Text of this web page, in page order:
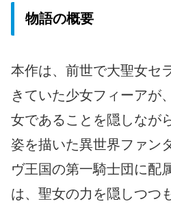
物語の概要
本作は、前世で大聖女セ
きていた少女フィーアが
女であることを隠しなが
姿を描いた異世界ファン
ヴ王国の第一騎士団に配
は、聖女の力を隠しつつ